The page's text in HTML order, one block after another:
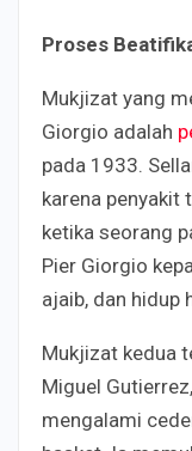
Proses
Mukjizat yang
Giorgio adalah
pada 1933.
karena penyakit
ketika seorang
Pier Giorgio
ajaib, dan hidup
Mukjizat kedua
Miguel
mengalami